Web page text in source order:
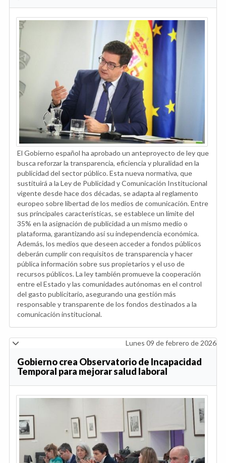
El Gobierno español ha aprobado un anteproyecto de ley que
busca reforzar la transparencia, eficiencia y pluralidad en la
publicidad del sector público. Esta nueva normativa, que
sustituirá a la Ley de Publicidad y Comunicación Institucional
vigente desde hace dos décadas, se adapta al reglamento
europeo sobre libertad de los medios de comunicación. Entre
sus principales características, se establece un límite del
35% en la asignación de publicidad a un mismo medio o
plataforma, garantizando así su independencia económica.
Además, los medios que deseen acceder a fondos públicos
deberán cumplir con requisitos de transparencia y hacer
pública información sobre sus propietarios y el uso de
recursos públicos. La ley también promueve la cooperación
entre el Estado y las comunidades autónomas en el control
del gasto publicitario, asegurando una gestión más
responsable y transparente de los fondos destinados a la
comunicación institucional.
Lunes 09 de febrero de 2026
Gobierno crea Observatorio de Incapacidad
Temporal para mejorar salud laboral